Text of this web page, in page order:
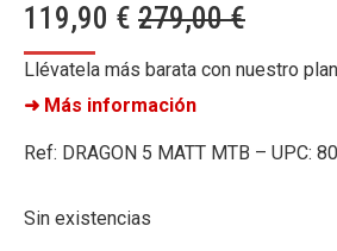
119,90 € 279,00€
Llévatela más barata con nuestro
➜ Más información
Ref: DRAGON 5 MATT MTB – UPC:
Sin existencias